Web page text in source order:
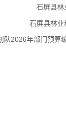
石屏县林
石屏县林
队2026年部门预算